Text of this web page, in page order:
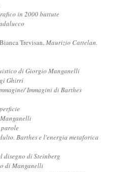
in 2000 battute
Trevisan,Maurizio Cattelan.
di Giorgio Manganelli
Ghirri
Immagini di Barthes
Barthes e l'energia metaforica
disegno di Steinberg
di Manganelli